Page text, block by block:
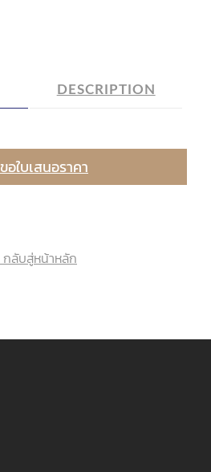
DESCRIPTION
ขอใบเสนอราคา
กลับสู่หน้าหลัก